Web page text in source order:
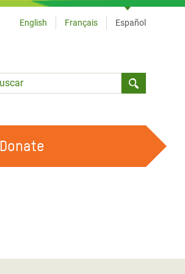
Language
English Français Español
Donate